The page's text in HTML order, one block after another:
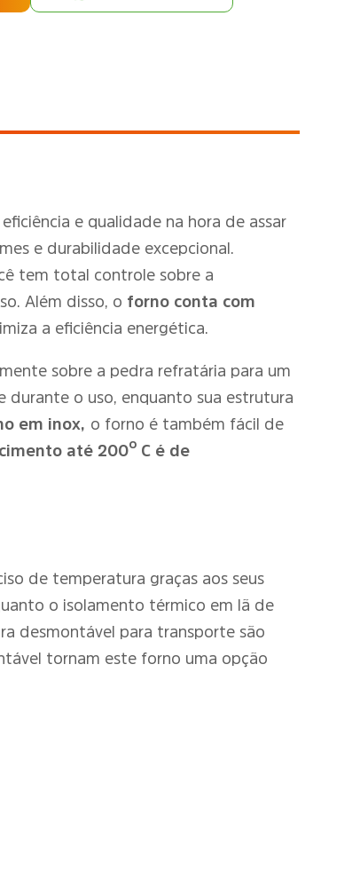
e qualidade na hora de assar
e durabilidade excepcional.
tem total controle sobre a
Além disso, o forno conta com
a eficiência energética.
sobre a pedra refratária para um
durante o uso, enquanto sua estrutura
em inox, o forno é também fácil de
até 200º C é de
de temperatura graças aos seus
o isolamento térmico em lã de
desmontável para transporte são
tornam este forno uma opção